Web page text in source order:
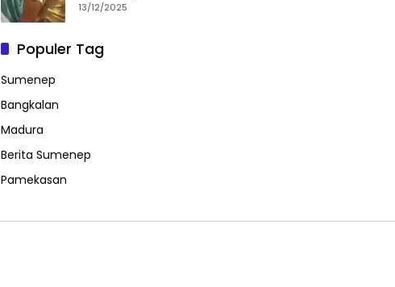
13/12/2025
Populer Tag
Sumenep
Bangkalan
Madura
Berita Sumenep
Pamekasan